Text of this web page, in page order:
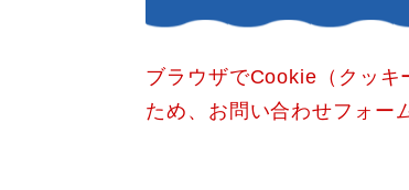
ブラウザでCookie（クッ
ため、お問い合わせフォー